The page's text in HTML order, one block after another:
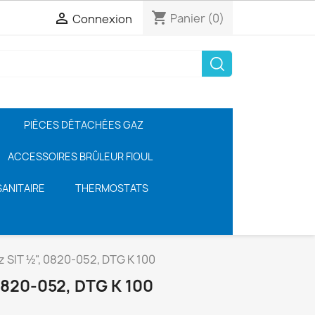
 Connexion shopping_cart Panier (0)
PIÈCES DÉTACHÉES GAZ
ACCESSOIRES BRÛLEUR FIOUL
THERMOSTATS
SIT ½", 0820-052, DTG K 100
052, DTG K 100